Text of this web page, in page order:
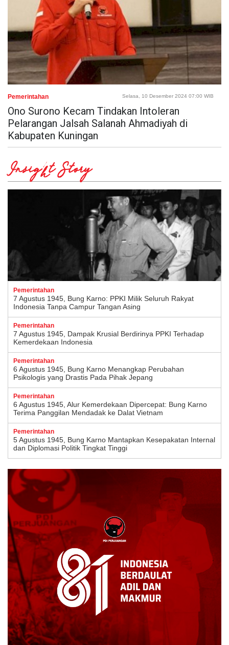
Pemerintahan Selasa, 10 Desember 2024 07:00 WIB
Ono Surono Kecam Tindakan Intoleran
Pelarangan Jalsah Salanah Ahmadiyah di
Kabupaten Kuningan
Insight Story
Pemerintahan
7 Agustus 1945, Bung Karno: PPKI Milik Seluruh Rakyat
Indonesia Tanpa Campur Tangan Asing
Pemerintahan
7 Agustus 1945, Dampak Krusial Berdirinya PPKI Terhadap
Kemerdekaan Indonesia
Pemerintahan
6 Agustus 1945, Bung Karno Menangkap Perubahan
Psikologis yang Drastis Pada Pihak Jepang
Pemerintahan
6 Agustus 1945, Alur Kemerdekaan Dipercepat: Bung Karno
Terima Panggilan Mendadak ke Dalat Vietnam
Pemerintahan
5 Agustus 1945, Bung Karno Mantapkan Kesepakatan Internal
dan Diplomasi Politik Tingkat Tinggi